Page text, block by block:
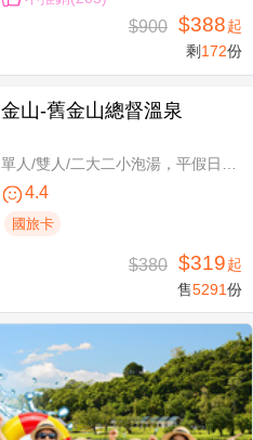
$900 $388起
剩 172份
金山-舊金山總督溫泉
4.4
國旅卡
$380 $319起
售5291份